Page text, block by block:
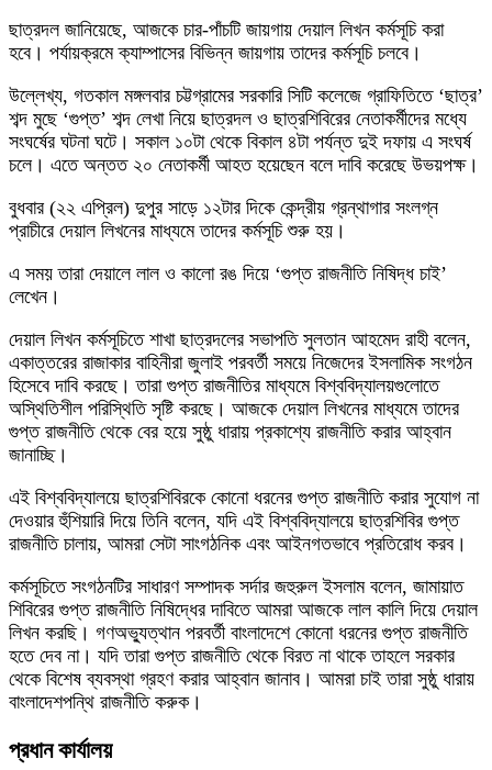
ছাত্রদল জানিয়েছে, আজকে চার-পাঁচটি জায়গায় দেয়াল লিখন কর্মসূচি করা
হবে। পর্যায়ক্রমে ক্যাম্পাসের বিভিন্ন জায়গায় তাদের কর্মসূচি চলবে।
উল্লেখ্য, গতকাল মঙ্গলবার চট্টগ্রামের সরকারি সিটি কলেজে গ্রাফিতিতে ‘ছাত্র’
শব্দ মুছে ‘গুপ্ত’ শব্দ লেখা নিয়ে ছাত্রদল ও ছাত্রশিবিরের নেতাকর্মীদের মধ্যে
সংঘর্ষের ঘটনা ঘটে। সকাল ১০টা থেকে বিকাল ৪টা পর্যন্ত দুই দফায় এ সংঘর্ষ
চলে। এতে অন্তত ২০ নেতাকর্মী আহত হয়েছেন বলে দাবি করেছে উভয়পক্ষ।
বুধবার (২২ এপ্রিল) দুপুর সাড়ে ১২টার দিকে কেন্দ্রীয় গ্রন্থাগার সংলগ্ন
প্রাচীরে দেয়াল লিখনের মাধ্যমে তাদের কর্মসূচি শুরু হয়।
এ সময় তারা দেয়ালে লাল ও কালো রঙ দিয়ে ‘গুপ্ত রাজনীতি নিষিদ্ধ চাই’
লেখেন।
দেয়াল লিখন কর্মসূচিতে শাখা ছাত্রদলের সভাপতি সুলতান আহমেদ রাহী বলেন,
একাত্তরের রাজাকার বাহিনীরা জুলাই পরবর্তী সময়ে নিজেদের ইসলামিক সংগঠন
হিসেবে দাবি করছে। তারা গুপ্ত রাজনীতির মাধ্যমে বিশ্ববিদ্যালয়গুলোতে
অস্থিতিশীল পরিস্থিতি সৃষ্টি করছে। আজকে দেয়াল লিখনের মাধ্যমে তাদের
গুপ্ত রাজনীতি থেকে বের হয়ে সুষ্ঠু ধারায় প্রকাশ্যে রাজনীতি করার আহ্বান
জানাচ্ছি।
এই বিশ্ববিদ্যালয়ে ছাত্রশিবিরকে কোনো ধরনের গুপ্ত রাজনীতি করার সুযোগ না
দেওয়ার হুঁশিয়ারি দিয়ে তিনি বলেন, যদি এই বিশ্ববিদ্যালয়ে ছাত্রশিবির গুপ্ত
রাজনীতি চালায়, আমরা সেটা সাংগঠনিক এবং আইনগতভাবে প্রতিরোধ করব।
কর্মসূচিতে সংগঠনটির সাধারণ সম্পাদক সর্দার জহুরুল ইসলাম বলেন, জামায়াত
শিবিরের গুপ্ত রাজনীতি নিষিদ্ধের দাবিতে আমরা আজকে লাল কালি দিয়ে দেয়াল
লিখন করছি। গণঅভ্যুত্থান পরবর্তী বাংলাদেশে কোনো ধরনের গুপ্ত রাজনীতি
হতে দেব না। যদি তারা গুপ্ত রাজনীতি থেকে বিরত না থাকে তাহলে সরকার
থেকে বিশেষ ব্যবস্থা গ্রহণ করার আহ্বান জানাব। আমরা চাই তারা সুষ্ঠু ধারায়
বাংলাদেশপন্থি রাজনীতি করুক।
প্রধান কার্যালয়